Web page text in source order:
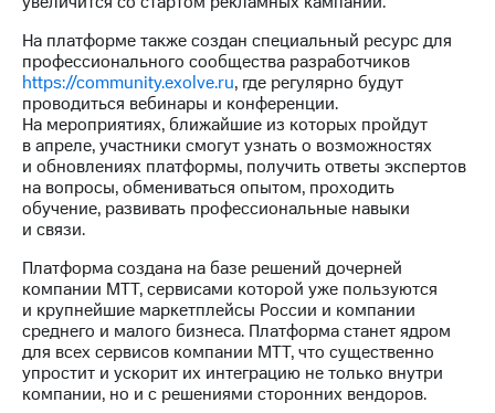
"МТС"
Собрания
акционеров
Личный
кабинет
акционера
Акционерный
капитал
Контроль
Рынок
акций
Описание
Программа
приобретения
Порядок
На платформе также создан специальный ресурс для
профессионального сообщества разработчиков
https://community.exolve.ru, где регулярно будут
проводиться вебинары и конференции.
На мероприятиях, ближайшие из которых пройдут
в апреле, участники смогут узнать о возможностях
и обновлениях платформы, получить ответы экспертов
на вопросы, обмениваться опытом, проходить
обучение, развивать профессиональные навыки
и связи.
Платформа создана на базе решений дочерней
компании МТТ, сервисами которой уже пользуются
и крупнейшие маркетплейсы России и компании
среднего и малого бизнеса. Платформа станет ядром
для всех сервисов компании МТТ, что существенно
упростит и ускорит их интеграцию не только внутри
компании, но и с решениями сторонних вендоров.